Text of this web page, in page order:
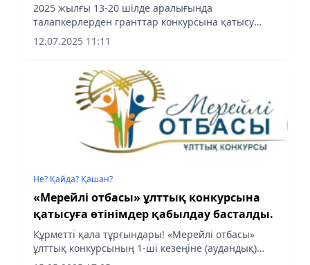
2025 жылғы 13-20 шілде аралығында
талапкерлерден гранттар конкурсына қатысу
үшін өтініштер қабылданады.
12.07.2025 11:11
Не? Қайда? Қашан?
«Мерейлі отбасы» ұлттық конкурсына
қатысуға өтінімдер қабылдау басталды.
Құрметті қала тұрғындары! «Мерейлі отбасы»
ұлттық конкурсының 1-ші кезеңіне (аудандық)
құжаттар қабылдау басталды.